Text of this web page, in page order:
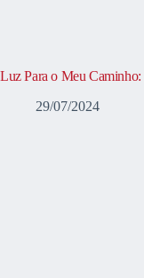
Luz Para o Meu
29/07/2024